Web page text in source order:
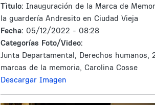
Tìtulo: Inauguración de la Marca de
la guardería Andresito en Ciudad Vieja
Fecha: 05/12/2022 - 08:28
Categorías Foto/Video:
Junta Departamental, Derechos humanos,
marcas de la memoria, Carolina Cosse
Descargar Imagen